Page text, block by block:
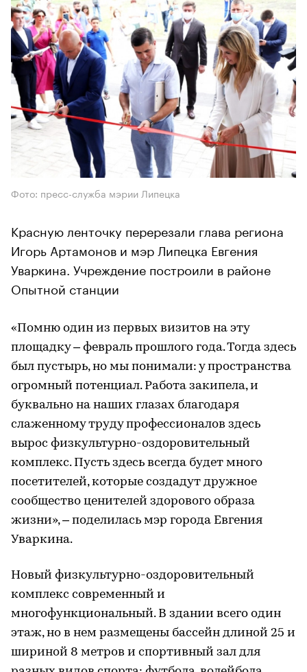
Фото: пресс-служба мэрии Липецка
Красную ленточку перерезали глава региона
Игорь Артамонов и мэр Липецка Евгения
Уваркина. Учреждение построили в районе
Опытной станции
«Помню один из первых визитов на эту
площадку – февраль прошлого года. Тогда здесь
был пустырь, но мы понимали: у пространства
огромный потенциал. Работа закипела, и
буквально на наших глазах благодаря
слаженному труду профессионалов здесь
вырос физкультурно-оздоровительный
комплекс. Пусть здесь всегда будет много
посетителей, которые создадут дружное
сообщество ценителей здорового образа
жизни», – поделилась мэр города Евгения
Уваркина.
Новый физкультурно-оздоровительный
комплекс современный и
многофункциональный. В здании всего один
этаж, но в нем размещены бассейн длиной 25 и
шириной 8 метров и спортивный зал для